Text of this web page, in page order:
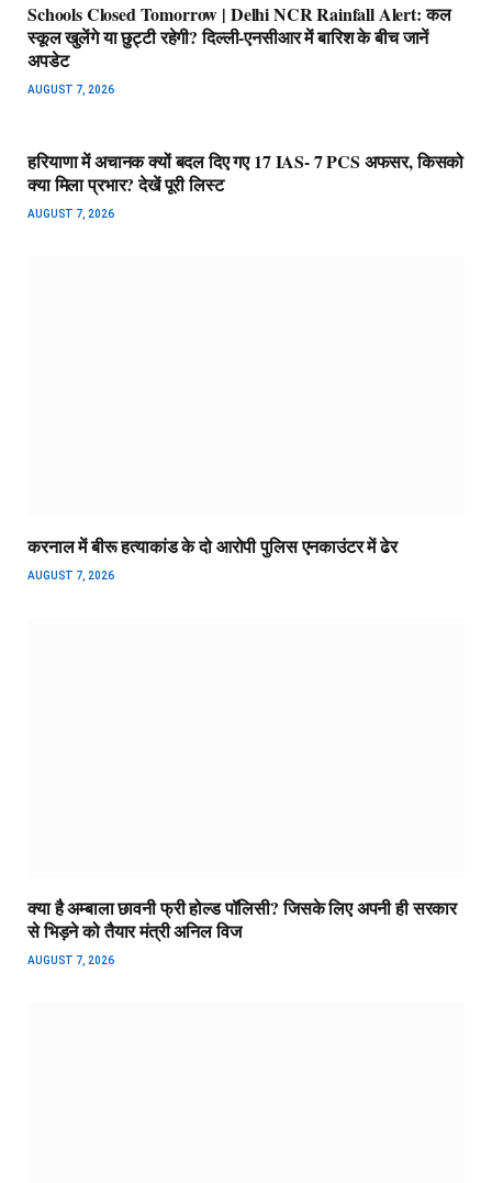
Schools Closed Tomorrow | Delhi NCR Rainfall Alert: कल
स्कूल खुलेंगे या छुट्टी रहेगी? दिल्ली-एनसीआर में बारिश के बीच जानें
अपडेट
AUGUST 7, 2026
हरियाणा में अचानक क्यों बदल दिए गए 17 IAS- 7 PCS अफसर, किसको
क्या मिला प्रभार? देखें पूरी लिस्ट
AUGUST 7, 2026
करनाल में बीरू हत्याकांड के दो आरोपी पुलिस एनकाउंटर में ढेर
AUGUST 7, 2026
क्या है अम्बाला छावनी फ्री होल्ड पॉलिसी? जिसके लिए अपनी ही सरकार
से भिड़ने को तैयार मंत्री अनिल विज
AUGUST 7, 2026